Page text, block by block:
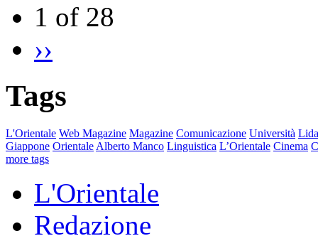
1 of 28
››
Tags
L'Orientale Web Magazine Magazine Comunicazione Università
Giappone Orientale Alberto Manco Linguistica L’Orientale Cinema
more tags
L'Orientale
Redazione